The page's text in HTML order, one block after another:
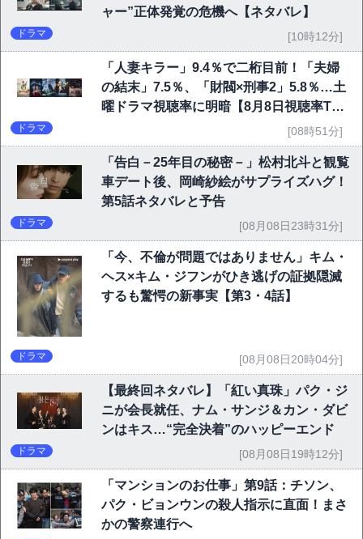
ャー”正体発覚の危機へ【ネタバレ】
ドラマ [10時12分]
「人妻キラー」9.4％で二桁目前！「夫婦
の結末」7.5％、「財閥×刑事2」5.8％…土
曜ドラマ視聴率に明暗【8月8日視聴率TO
ドラマ [08時51分]
「告白－25年目の秘密－」松村北斗と観覧
車デート後、岡崎紗絵がサプライズハグ！
第5話ネタバレと予告
ドラマ [08月08日23時31分]
「今、不倫が問題ではありません」キム・
ヘス×キム・ジフンがひき逃げの証拠隠滅
するも驚愕の新事実【第3・4話】
ドラマ [08月08日20時04分]
【最終回ネタバレ】「紅い真珠」パク・ジ
ニが会長就任、ナム・サンジ＆カン・ダビ
ンはキス…“完全決着”のハッピーエンド
ドラマ [08月08日19時12分]
「マンションのお仕事」第9話：チソン、
パク・ビョンウンの殺人指示に直面！まさ
かの警察連行へ